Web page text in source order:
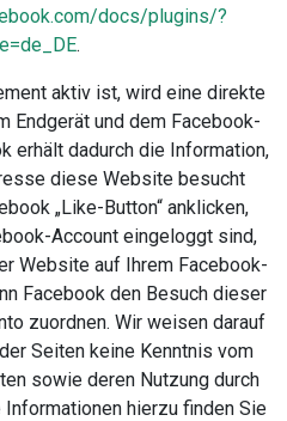
docs/plugins/?
.
aktiv ist, wird eine direkte
Endgerät und dem Facebook-
erhält dadurch die Information,
diese Website besucht
„Like-Button“ anklicken,
Account eingeloggt sind,
Website auf Ihrem Facebook-
Facebook den Besuch dieser
zuordnen. Wir weisen darauf
Seiten keine Kenntnis vom
sowie deren Nutzung durch
hierzu finden Sie